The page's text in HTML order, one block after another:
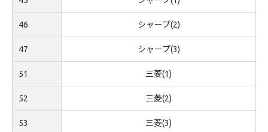
46 シャープ(2)
47 シャープ(3)
51 三菱(1)
52 三菱(2)
53 三菱(3)